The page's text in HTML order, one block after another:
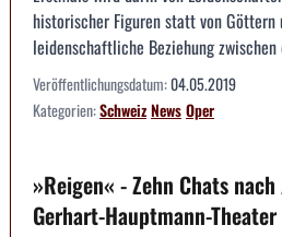
historischer Figuren statt von Göttern
leidenschaftliche Beziehung zwischen
Veröffentlichungsdatum:04.05.2019
Kategorien:SchweizNewsOper
»Reigen« - Zehn Chats
Gerhart-Hauptmann-